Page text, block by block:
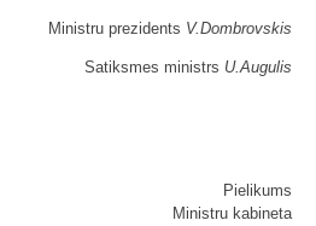
Ministru prezidents V.Dombrovskis
Satiksmes ministrs U.Augulis
Pielikums
Ministru kabineta